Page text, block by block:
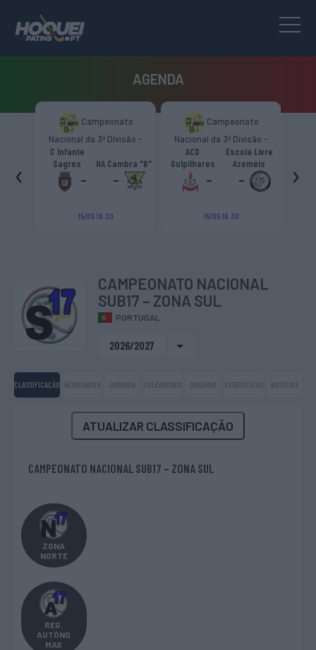
AGENDA
Campeonato
Nacional da 3ª Divisão -
Zona Norte “B”
C Infante
Sagres
-
HA Cambra "B"
-
15/05 18:30
Campeonato
Nacional da 3ª Divisão -
Zona Norte “B”
ACD
Gulpilhares
-
Escola Livre
Azeméis
-
15/05 18:30
‹ ›
CAMPEONATO NACIONAL
SUB17 – ZONA SUL
PORTUGAL
2026/2027
CLASSIFICAÇÃO RESULTADOS JORNADA GOLEADORES QUADROS ESTATÍSTICAS NOTICIAS
ATUALIZAR CLASSIFICAÇÃO
CAMPEONATO NACIONAL SUB17 – ZONA SUL
ZONA
NORTE
REG.
AUTÓNO
MAS